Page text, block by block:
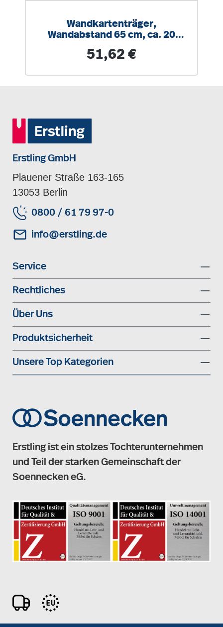
Wandkartenträger,
Wandabstand 65 cm, ca. 20
Regulärer Preis:
51,62 €
Erstling GmbH
Plauener Straße 163-165
13053 Berlin
0800 / 61 79 97-0
info@erstling.de
Service
Rechtliches
Über Uns
Produktsicherheit
Unsere Top Kategorien
Erstling ist ein stolzes Tochterunternehmen
und Teil der starken Gemeinschaft der
Soennecken eG.